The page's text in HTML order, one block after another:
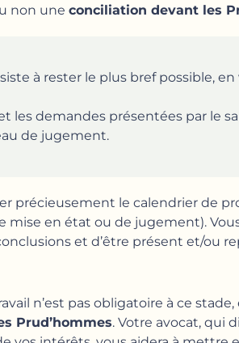
non une conciliation devant les
à rester le plus bref possible,
les demandes présentées par le
de jugement.
précieusement le calendrier de
en état ou de jugement).
et d’être présent et/ou
n’est pas obligatoire à ce
Prud’hommes. Votre avocat, qui